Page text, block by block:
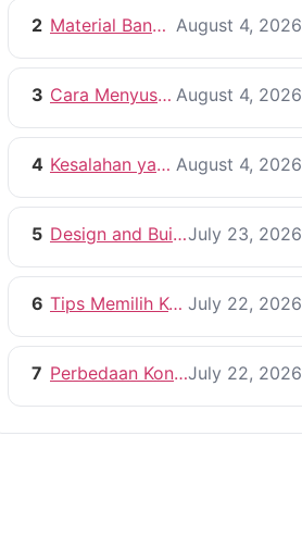
2 Material Bangunan Berkualitas untuk Rumah yang Tahan Lama August 4, 2026
3 Cara Menyusun RAB Bangun Rumah yang Efisien August 4, 2026
4 Kesalahan yang Harus Dihindari Saat Membangun Rumah August 4, 2026
5 Design and Build vs Kontraktor KonvensionalJuly 23, 2026
6 Tips Memilih Kontraktor Rumah yang Profesional July 22, 2026
7 Perbedaan Kontraktor dan Pemborong, Mana yang Lebih Tepat?July 22, 2026